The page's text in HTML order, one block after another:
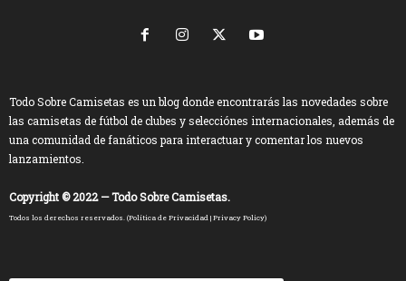
Todo Sobre Camisetas es un blog donde encontrarás las novedades sobre
las camisetas de fútbol de clubes y selecciónes internacionales, además de
una comunidad de fanáticos para interactuar y comentar los nuevos
lanzamientos.
Copyright © 2022 — Todo Sobre Camisetas.
Todos los derechos reservados. (Política de Privacidad | Privacy Policy)